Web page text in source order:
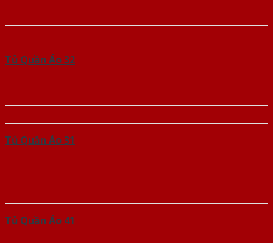
Tủ Quần Áo 32
Tủ Quần Áo 31
Tủ Quần Áo 41